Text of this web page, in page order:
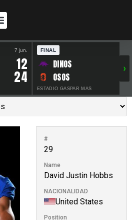
7 jun.
12
24
FINAL
DINOS
OSOS
ESTADIO GASPAR MAS
›
#
29
Name
David Justin Hobbs
NACIONALIDAD
United States
Position